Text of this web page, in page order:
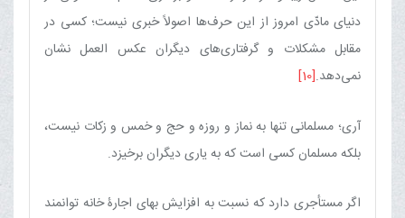
دنیای مادّی امروز از این حرف‌ها اصولاً خبری نیست؛ كسی در
مقابل مشكلات و گرفتاری‌های دیگران عكس العمل نشان
نمی‌دهد.[10]
آری؛ مسلمانی تنها به نماز و روزه و حج و خمس و زكات نیست،
بلكه مسلمان كسی است كه به یاری دیگران برخیزد.
اگر مستأجری دارد كه نسبت به افزایش بهای اجارۀ خانه توانمند